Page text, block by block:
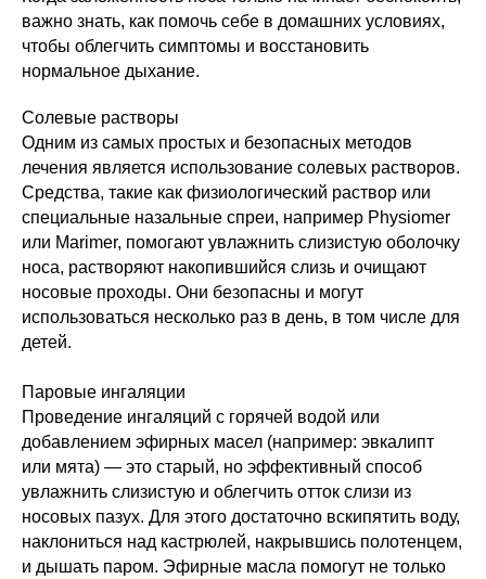
важно знать, как помочь себе в домашних условиях,
чтобы облегчить симптомы и восстановить
нормальное дыхание.
Солевые растворы
Одним из самых простых и безопасных методов
лечения является использование солевых растворов.
Средства, такие как физиологический раствор или
специальные назальные спреи, например Physiomer
или Marimer, помогают увлажнить слизистую оболочку
носа, растворяют накопившийся слизь и очищают
носовые проходы. Они безопасны и могут
использоваться несколько раз в день, в том числе для
детей.
Паровые ингаляции
Проведение ингаляций с горячей водой или
добавлением эфирных масел (например: эвкалипт
или мята) — это старый, но эффективный способ
увлажнить слизистую и облегчить отток слизи из
носовых пазух. Для этого достаточно вскипятить воду,
наклониться над кастрюлей, накрывшись полотенцем,
и дышать паром. Эфирные масла помогут не только